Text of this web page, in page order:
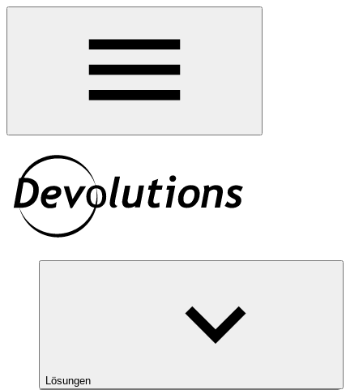
Lösungen